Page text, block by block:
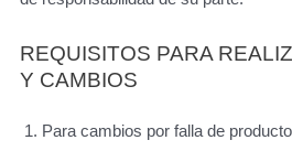
REQUISITOS PARA
Y CAMBIOS
Para cambios por falla de